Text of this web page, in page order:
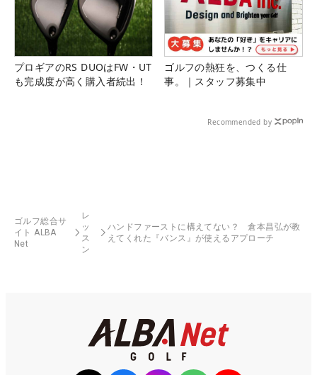
プロギアのRS DUOはFW・UT
も完成度が高く購入者続出！
ゴルフの熱狂を、つくる仕
事。｜スタッフ募集中
Recommended by
ゴルフ総合サ
イト ALBA
Net
レ
ッ
ス
ン
ハンドファーストに構えてない？ 倉本昌弘が教
えてくれた『バンス』が使えるアプローチ